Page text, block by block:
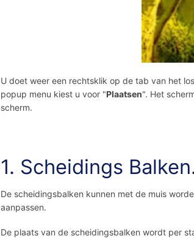
U doet weer een rechtsklik op de tab van het
popup menu kiest u voor "Plaatsen". Het
scherm.
1. Scheidings
De scheidingsbalken kunnen met de muis
aanpassen.
De plaats van de scheidingsbalken wordt per